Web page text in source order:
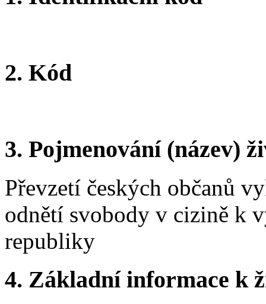
2. Kód
3. Pojmenování (název)
Převzetí českých občanů
odnětí svobody v cizině k
republiky
4. Základní informace k